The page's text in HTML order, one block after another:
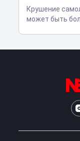
Крушение
может быть